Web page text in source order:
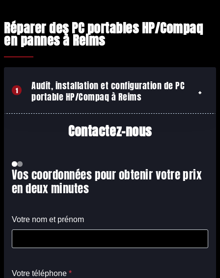
Réparer des PC portables HP/Compaq
en pannes à Reims
1 Audit, installation et configuration de PC
portable HP/Compaq à Reims
Contactez-nous
Vos coordonnées pour obtenir votre prix
en deux minutes
Votre nom et prénom
Votre téléphone *